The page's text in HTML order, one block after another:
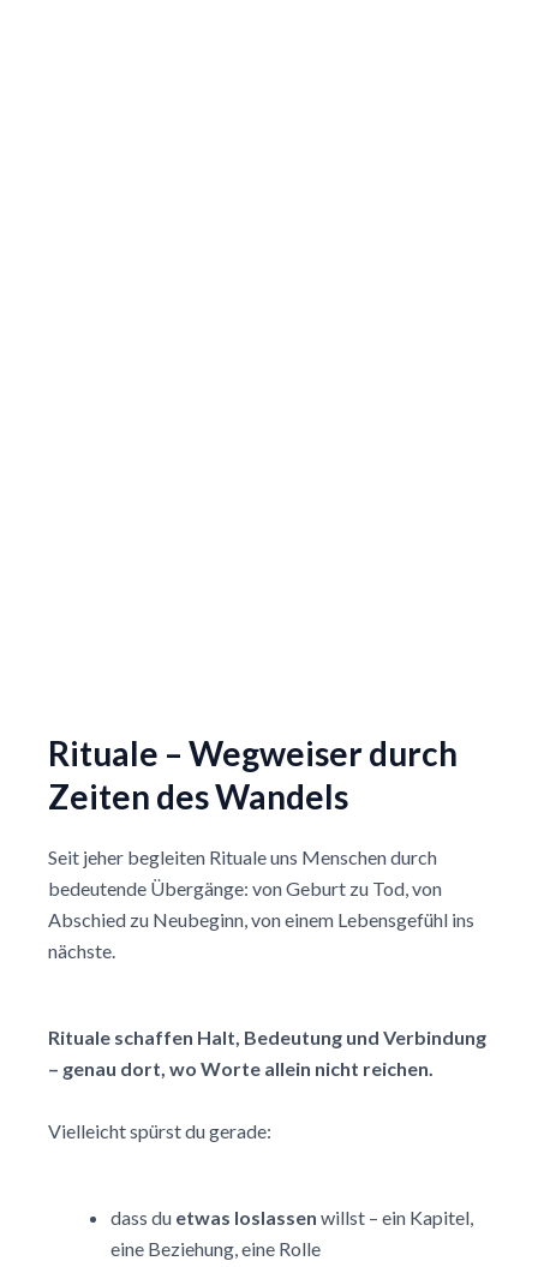
Rituale – Wegweiser durch
Zeiten des Wandels
Seit jeher begleiten Rituale uns Menschen durch
bedeutende Übergänge: von Geburt zu Tod, von
Abschied zu Neubeginn, von einem Lebensgefühl ins
nächste.
Rituale schaffen Halt, Bedeutung und Verbindung
– genau dort, wo Worte allein nicht reichen.
Vielleicht spürst du gerade:
dass du etwas loslassen willst – ein Kapitel,
eine Beziehung, eine Rolle